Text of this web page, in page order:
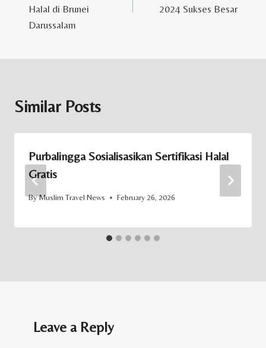
Halal di Brunei
Darussalam
2024 Sukses Besar
Similar Posts
Purbalingga Sosialisasikan Sertifikasi Halal
Gratis
ByMuslim Travel News February 26, 2026
Leave a Reply